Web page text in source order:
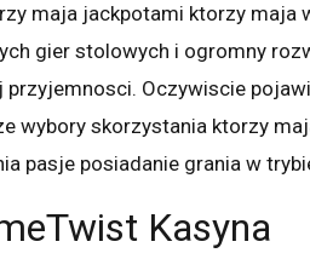
maja jackpotami ktorzy maja
gier stolowych i ogromny
Oczywiscie
wybory skorzystania ktorzy
pasje posiadanie grania w
Kasyna